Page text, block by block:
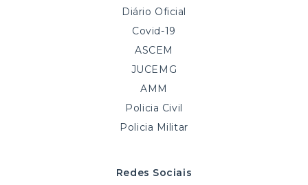
Diário Oficial
Covid-19
ASCEM
JUCEMG
AMM
Policia Civil
Policia Militar
Redes Sociais